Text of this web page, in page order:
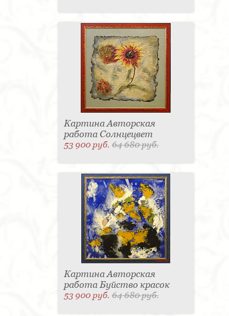
Картина Авторская
работа Солнцецвет
53 900 руб.64 680 руб.
Картина Авторская
работа Буйство красок
53 900 руб.64 680 руб.